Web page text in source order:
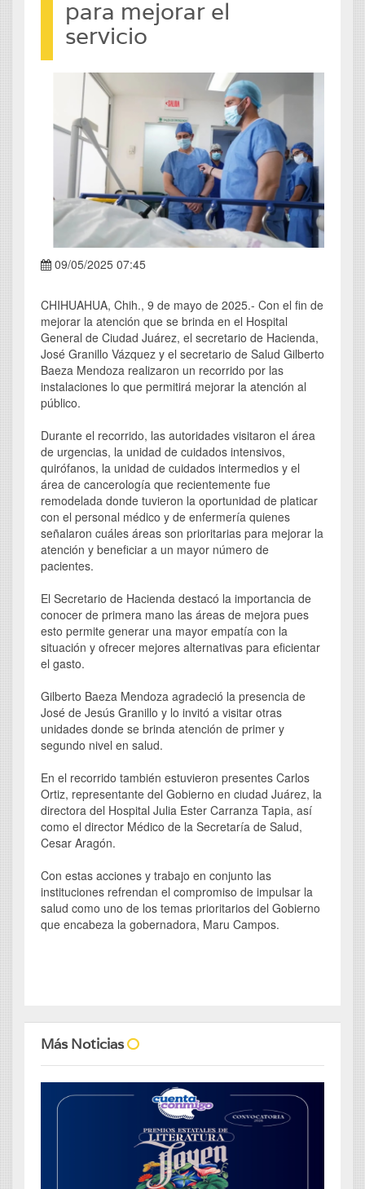
para mejorar el
servicio
09/05/2025 07:45
CHIHUAHUA, Chih., 9 de mayo de 2025.- Con el fin de
mejorar la atención que se brinda en el Hospital
General de Ciudad Juárez, el secretario de Hacienda,
José Granillo Vázquez y el secretario de Salud Gilberto
Baeza Mendoza realizaron un recorrido por las
instalaciones lo que permitirá mejorar la atención al
público.
Durante el recorrido, las autoridades visitaron el área
de urgencias, la unidad de cuidados intensivos,
quirófanos, la unidad de cuidados intermedios y el
área de cancerología que recientemente fue
remodelada donde tuvieron la oportunidad de platicar
con el personal médico y de enfermería quienes
señalaron cuáles áreas son prioritarias para mejorar la
atención y beneficiar a un mayor número de
pacientes.
El Secretario de Hacienda destacó la importancia de
conocer de primera mano las áreas de mejora pues
esto permite generar una mayor empatía con la
situación y ofrecer mejores alternativas para eficientar
el gasto.
Gilberto Baeza Mendoza agradeció la presencia de
José de Jesús Granillo y lo invitó a visitar otras
unidades donde se brinda atención de primer y
segundo nivel en salud.
En el recorrido también estuvieron presentes Carlos
Ortiz, representante del Gobierno en ciudad Juárez, la
directora del Hospital Julia Ester Carranza Tapia, así
como el director Médico de la Secretaría de Salud,
Cesar Aragón.
Con estas acciones y trabajo en conjunto las
instituciones refrendan el compromiso de impulsar la
salud como uno de los temas prioritarios del Gobierno
que encabeza la gobernadora, Maru Campos.
Más Noticias